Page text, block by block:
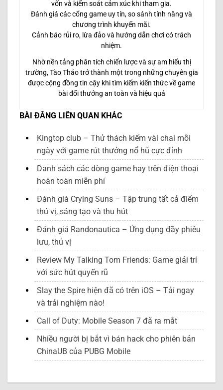
vốn và kiểm soát cảm xúc khi tham gia.
Đánh giá các cổng game uy tín, so sánh tính năng và
chương trình khuyến mãi.
Cảnh báo rủi ro, lừa đảo và hướng dẫn chơi có trách
nhiệm.
Nhờ nền tảng phân tích chiến lược và sự am hiểu thị
trường, Tào Tháo trở thành một trong những chuyên gia
được cộng đồng tin cậy khi tìm kiếm kiến thức về game
bài đổi thưởng an toàn và hiệu quả
BÀI ĐĂNG LIÊN QUAN KHÁC
Kingtop club – Thử thách kiếm vài chai mỗi
ngày với game rút thưởng nổ hũ cực đỉnh
Danh sách các dòng game hay trên điện thoại
hoàn toàn miễn phí
Đánh giá Crying Suns – Tập trung tất cả điểm
thú vị, sáng tạo và thu hút
Đánh giá Randonautica – Ứng dụng đầy phiêu
lưu, thú vị
Review My Talking Tom Friends: Game giải trí
với sức hút quyến rũ
Slay the Spire hiện đã có trên iOS – Tải ngay
và trải nghiệm nào!
Call of Duty: Mobile Season 7 đã ra mắt
Nhiều người bị bắt vì bán hack cho phiên bản
ChinaUB của PUBG Mobile